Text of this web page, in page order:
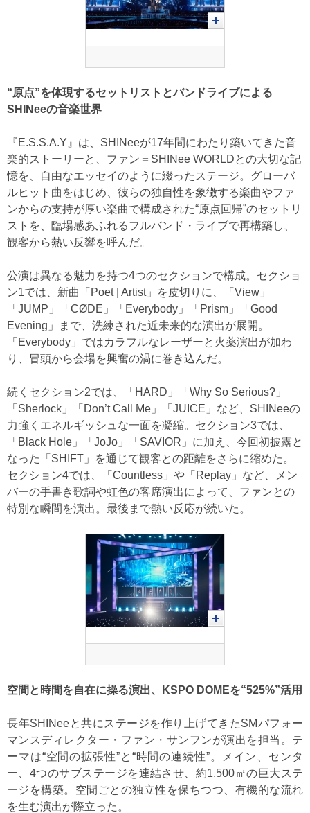
“原点”を体現するセットリストとバンドライブによる
SHINeeの音楽世界
『E.S.S.A.Y』は、SHINeeが17年間にわたり築いてきた音
楽的ストーリーと、ファン＝SHINee WORLDとの大切な記
憶を、自由なエッセイのように綴ったステージ。グローバ
ルヒット曲をはじめ、彼らの独自性を象徴する楽曲やファ
ンからの支持が厚い楽曲で構成された“原点回帰”のセットリ
ストを、臨場感あふれるフルバンド・ライブで再構築し、
観客から熱い反響を呼んだ。
公演は異なる魅力を持つ4つのセクションで構成。セクショ
ン1では、新曲「Poet | Artist」を皮切りに、「View」
「JUMP」「CØDE」「Everybody」「Prism」「Good
Evening」まで、洗練された近未来的な演出が展開。
「Everybody」ではカラフルなレーザーと火薬演出が加わ
り、冒頭から会場を興奮の渦に巻き込んだ。
続くセクション2では、「HARD」「Why So Serious?」
「Sherlock」「Don’t Call Me」「JUICE」など、SHINeeの
力強くエネルギッシュな一面を凝縮。セクション3では、
「Black Hole」「JoJo」「SAVIOR」に加え、今回初披露と
なった「SHIFT」を通じて観客との距離をさらに縮めた。
セクション4では、「Countless」や「Replay」など、メン
バーの手書き歌詞や虹色の客席演出によって、ファンとの
特別な瞬間を演出。最後まで熱い反応が続いた。
空間と時間を自在に操る演出、KSPO DOMEを“525%”活用
長年SHINeeと共にステージを作り上げてきたSMパフォー
マンスディレクター・ファン・サンフンが演出を担当。テ
ーマは“空間の拡張性”と“時間の連続性”。メイン、センタ
ー、4つのサブステージを連結させ、約1,500㎡の巨大ステ
ージを構築。空間ごとの独立性を保ちつつ、有機的な流れ
を生む演出が際立った。